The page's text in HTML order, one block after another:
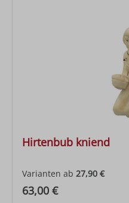
Hirtenbub kniend
Varianten ab 27,90 €
Regulärer Preis:
63,00 €